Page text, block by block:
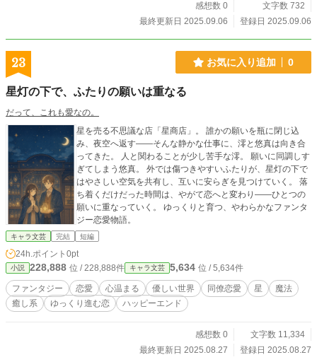
ました。 「ホシくんのカラダは とてもすてきですよ。 ト
ンガリがあるから とどくひかりもあるのです」 そういっ
よ」 「まぁるく、まぁるく」 ホシくんのこころが ほ
んのりあたたかくなりました。 カラダのトンガリも すこし
まるくなりました。 「タイヨウさん ありがとう。ぼく、じぶ
んのカラダを すきになれそうだよ」 ⸻ つぎのひ。
ホシくんは ツキちゃんに あいました。 「ホシくんのこと
ましょう」 ふしぎです。 ホシくんのことばは まえより
も やわらかく、 あたたかく ひかっていました。 そし
て── ツキちゃんのなみだは えがおにかわり、 ホシ
くんのトンガリは、 ツキちゃんのひかりといっしょに き
らきらと よぞらをかざりました。
感想数 0
文字数 732
最終更新日 2025.09.06
登録日 2025.09.06
23 お気に入り追加 0
星灯の下で、ふたりの願いは重なる
だって、これも愛なの。
星を売る不思議な店「星商店」。 誰かの願いを瓶に閉じ込
み、夜空へ返す——そんな静かな仕事に、澪と悠真は向き合
ってきた。 人と関わることが少し苦手な澪。 願いに同調しす
ぎてしまう悠真。 外では傷つきやすいふたりが、星灯の下で
はやさしい空気を共有し、互いに安らぎを見つけていく。 落
ち着くだけだった時間は、やがて恋へと変わり——ひとつの
願いに重なっていく。 ゆっくりと育つ、やわらかなファンタ
ジー恋愛物語。
キャラ文芸 完結 短編
24h.ポイント 0pt
小説 228,888 位 / 228,888件 キャラ文芸 5,634 位 / 5,634件
ファンタジー 恋愛 心温まる 優しい世界 同僚恋愛 星
魔法
癒し系
ゆっくり進む恋 ハッピーエンド
感想数 0
文字数 11,334
最終更新日 2025.08.27
登録日 2025.08.27